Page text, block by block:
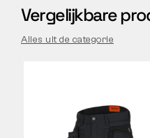
Vergelijkbare
Alles uit de categorie